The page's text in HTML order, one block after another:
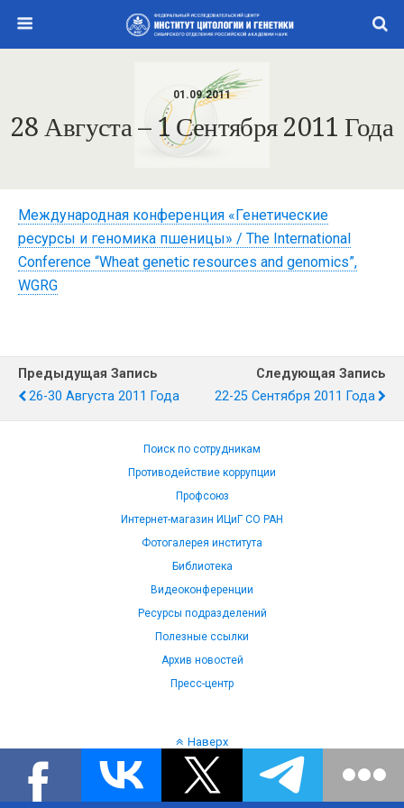
01.09.2011
28 Августа – 1 Сентября 2011 Года
Международная конференция «Генетические
ресурсы и геномика пшеницы» / The International
Conference “Wheat genetic resources and genomics”,
WGRG
Предыдущая Запись
26-30 Августа 2011 Года
Следующая Запись
22-25 Сентября 2011 Года
Поиск по сотрудникам
Противодействие коррупции
Профсоюз
Интернет-магазин ИЦиГ СО РАН
Фотогалерея института
Библиотека
Видеоконференции
Ресурсы подразделений
Полезные ссылки
Архив новостей
Пресс-центр
Наверх